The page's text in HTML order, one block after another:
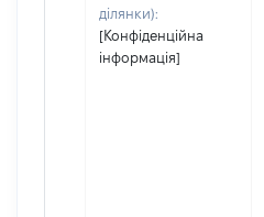
ділянки):
[Конфіденційна
інформація]